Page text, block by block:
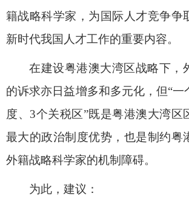
籍战略科学家，为国际人才竞争争
新时代我国人才工作的重要内容。
在建设粤港澳大湾区战略下，
的诉求亦日益增多和多元化，但“一
度、 3个关税区”既是粤港澳大湾区
最大的政治制度优势，也是制约粤
外籍战略科学家的机制障碍。
为此，建议：